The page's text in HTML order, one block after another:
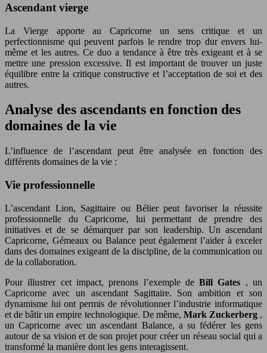
Ascendant vierge
La Vierge apporte au Capricorne un sens critique et un
perfectionnisme qui peuvent parfois le rendre trop dur envers lui-
même et les autres. Ce duo a tendance à être très exigeant et à se
mettre une pression excessive. Il est important de trouver un juste
équilibre entre la critique constructive et l’acceptation de soi et des
autres.
Analyse des ascendants en fonction des
domaines de la vie
L’influence de l’ascendant peut être analysée en fonction des
différents domaines de la vie :
Vie professionnelle
L’ascendant Lion, Sagittaire ou Bélier peut favoriser la réussite
professionnelle du Capricorne, lui permettant de prendre des
initiatives et de se démarquer par son leadership. Un ascendant
Capricorne, Gémeaux ou Balance peut également l’aider à exceler
dans des domaines exigeant de la discipline, de la communication ou
de la collaboration.
Pour illustrer cet impact, prenons l’exemple deBill Gates , un
Capricorne avec un ascendant Sagittaire. Son ambition et son
dynamisme lui ont permis de révolutionner l’industrie informatique
et de bâtir un empire technologique. De même, Mark Zuckerberg ,
un Capricorne avec un ascendant Balance, a su fédérer les gens
autour de sa vision et de son projet pour créer un réseau social qui a
transformé la manière dont les gens interagissent.